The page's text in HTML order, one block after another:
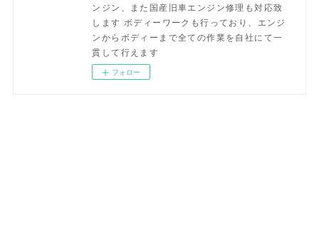
ンジン、また国産旧車エンジン修理も対応致
します ボディーワークも行っており、エンジ
ンからボディーまで全ての作業を自社にて一
貫して行えます
フォロー